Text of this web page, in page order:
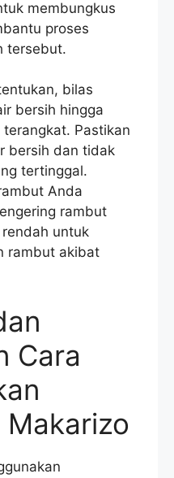
membungkus
proses
tersebut.
bilas
bersih hingga
Pastikan
bersih dan tidak
tertinggal.
Anda
rambut
untuk
rambut akibat
Cara